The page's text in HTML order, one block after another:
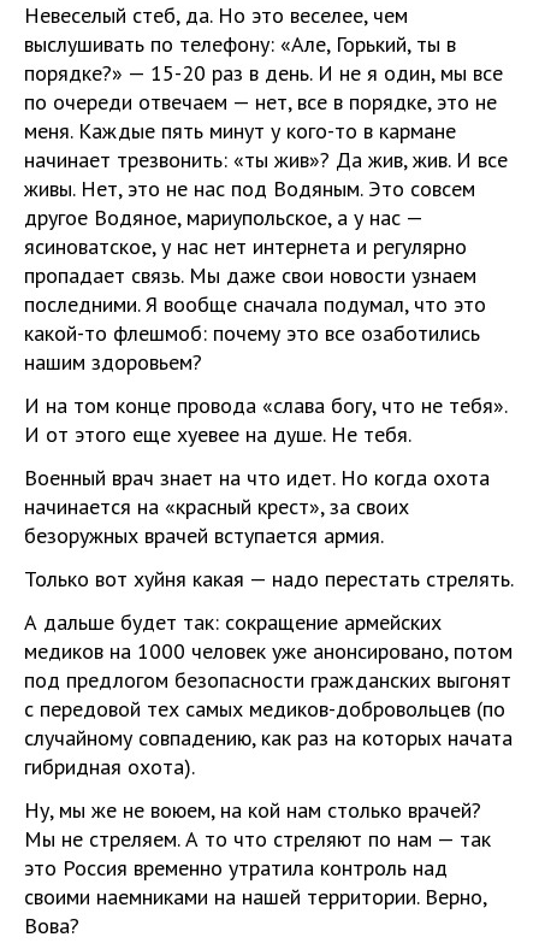
Невеселый стеб, да. Но это веселее, чем
выслушивать по телефону: «Але, Горький, ты в
порядке?» — 15-20 раз в день. И не я один, мы все
по очереди отвечаем — нет, все в порядке, это не
меня. Каждые пять минут у кого-то в кармане
начинает трезвонить: «ты жив»? Да жив, жив. И все
живы. Нет, это не нас под Водяным. Это совсем
другое Водяное, мариупольское, а у нас —
ясиноватское, у нас нет интернета и регулярно
пропадает связь. Мы даже свои новости узнаем
последними. Я вообще сначала подумал, что это
какой-то флешмоб: почему это все озаботились
нашим здоровьем?
И на том конце провода «слава богу, что не тебя».
И от этого еще хуевее на душе. Не тебя.
Военный врач знает на что идет. Но когда охота
начинается на «красный крест», за своих
безоружных врачей вступается армия.
Только вот хуйня какая — надо перестать стрелять.
А дальше будет так: сокращение армейских
медиков на 1000 человек уже анонсировано, потом
под предлогом безопасности гражданских выгонят
с передовой тех самых медиков-добровольцев (по
случайному совпадению, как раз на которых начата
гибридная охота).
Ну, мы же не воюем, на кой нам столько врачей?
Мы не стреляем. А то что стреляют по нам — так
это Россия временно утратила контроль над
своими наемниками на нашей территории. Верно,
Вова?